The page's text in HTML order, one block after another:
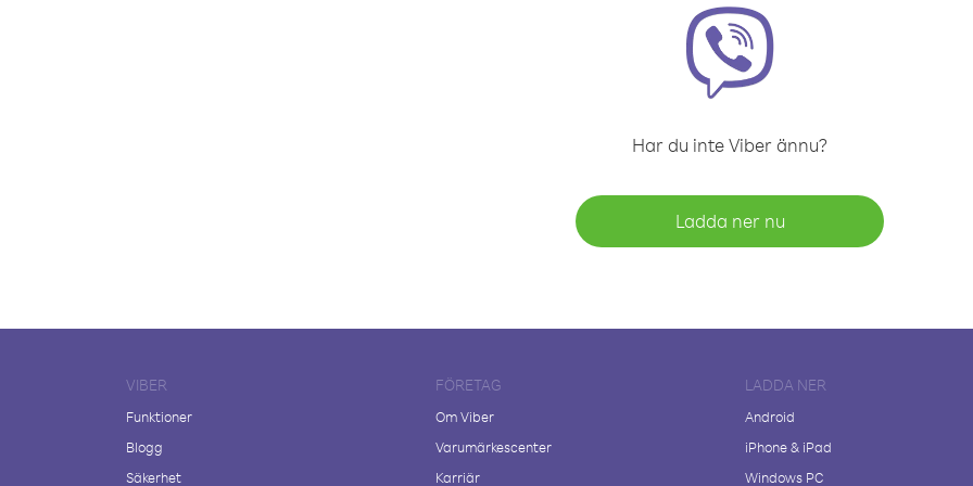
Har du inte Viber ännu?
Ladda ner nu
VIBER
Funktioner
Blogg
Säkerhet
FÖRETAG
Om Viber
Varumärkescenter
Karriär
LADDA NER
Android
iPhone & iPad
Windows PC